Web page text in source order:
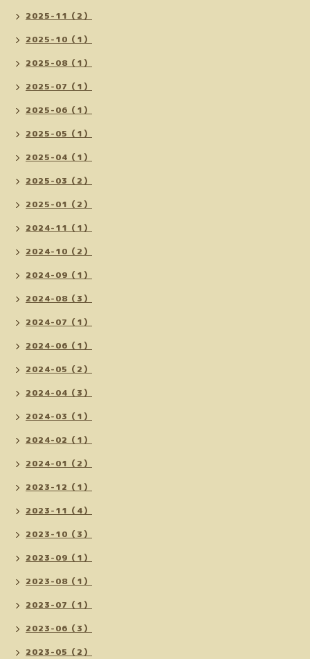
2025-11（2）
2025-10（1）
2025-08（1）
2025-07（1）
2025-06（1）
2025-05（1）
2025-04（1）
2025-03（2）
2025-01（2）
2024-11（1）
2024-10（2）
2024-09（1）
2024-08（3）
2024-07（1）
2024-06（1）
2024-05（2）
2024-04（3）
2024-03（1）
2024-02（1）
2024-01（2）
2023-12（1）
2023-11（4）
2023-10（3）
2023-09（1）
2023-08（1）
2023-07（1）
2023-06（3）
2023-05（2）